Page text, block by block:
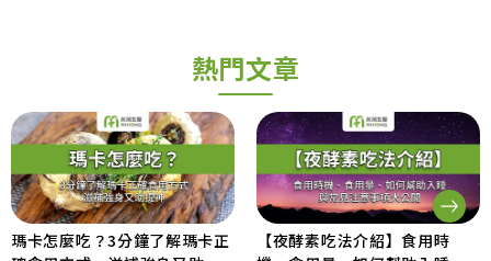
熱門文章
瑪卡怎麼吃？3分鐘了解瑪卡正
【夜酵素吃法介紹】食用時